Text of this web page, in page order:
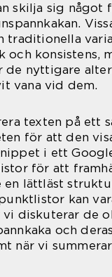
skilja sig något
traditionella
och konsistens,
de nyttigare
vana vid dem.
texten på ett
för att den
i ett
för att
en lättläst
kan
vi diskuterar de
och deras
när vi